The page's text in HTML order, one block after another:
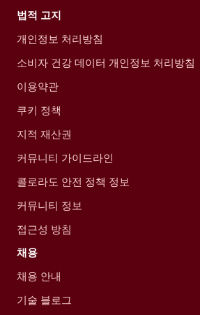
법적 고지
개인정보 처리방침
소비자 건강 데이터 개인정보 처리방침
이용약관
쿠키 정책
지적 재산권
커뮤니티 가이드라인
콜로라도 안전 정책 정보
커뮤니티 정보
접근성 방침
채용
채용 안내
기술 블로그